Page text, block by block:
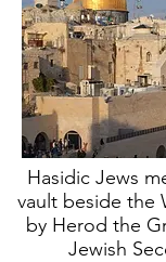
Hasidic Jews
vault beside the
by Herod the
Jewish